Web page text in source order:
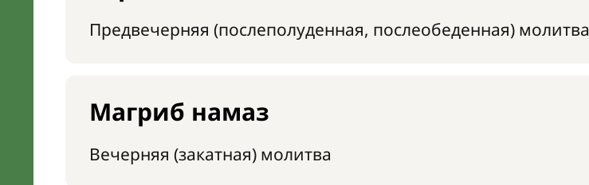
Предвечерняя (послеполуденная, послеобеденная) молитва
Магриб намаз
Вечерняя (закатная) молитва